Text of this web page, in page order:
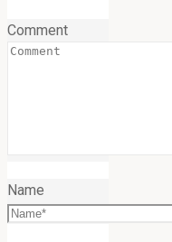
Comment
Name